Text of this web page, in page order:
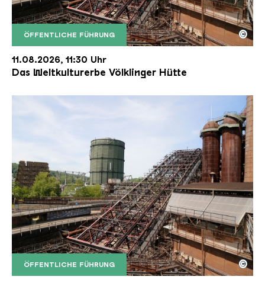
ÖFFENTLICHE FÜHRUNG
Der Erzschrägaufzug der Völklinger Hütte mit
Copyright: Weltkulturerbe Völklinger Hütte | Karl
©
11.08.2026, 11:30 Uhr
Das Weltkulturerbe Völklinger Hütte
ÖFFENTLICHE FÜHRUNG
Der Erzschrägaufzug der Völklinger Hütte mit
Copyright: Weltkulturerbe Völklinger Hütte | Karl
©